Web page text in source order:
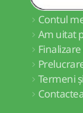
Contul
Am uitat
Termeni